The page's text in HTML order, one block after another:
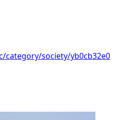
category/society/yb0cb32e0